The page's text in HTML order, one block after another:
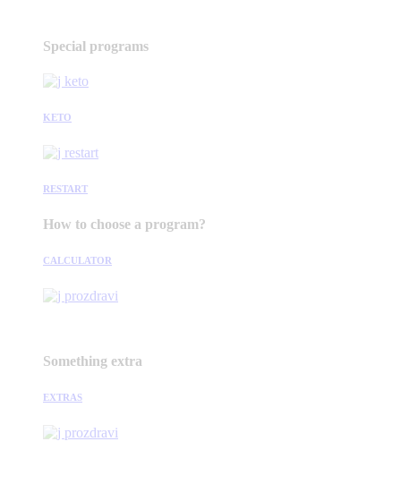
Special programs
KETO
RESTART
How to choose a program?
CALCULATOR
Something extra
EXTRAS